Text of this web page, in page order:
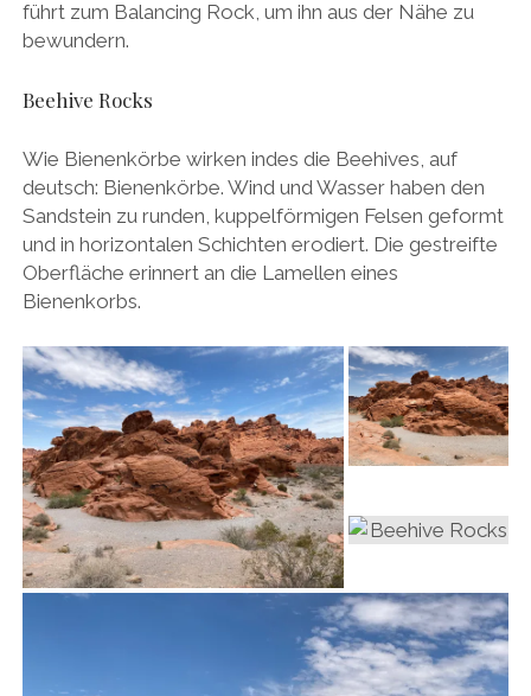
führt zum Balancing Rock, um ihn aus der Nähe zu
bewundern.
Beehive Rocks
Wie Bienenkörbe wirken indes die Beehives, auf
deutsch: Bienenkörbe. Wind und Wasser haben den
Sandstein zu runden, kuppelförmigen Felsen geformt
und in horizontalen Schichten erodiert. Die gestreifte
Oberfläche erinnert an die Lamellen eines
Bienenkorbs.